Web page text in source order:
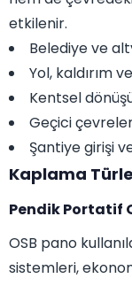
etkilenir.
Belediye ve
Yol, kaldırım
Kentsel
Geçici
Şantiye girişi
Kaplama
Pendik Portatif
OSB pano
sistemleri,